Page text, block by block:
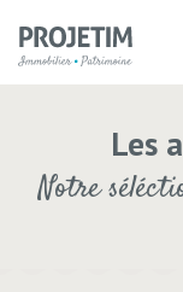
Les
Notre